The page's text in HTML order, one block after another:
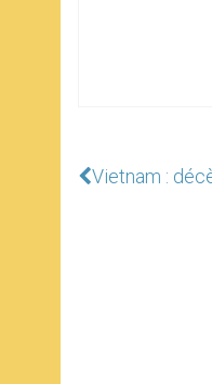
Vietnam :